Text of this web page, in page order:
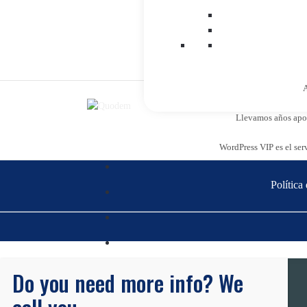
Llevamos años
WordPress VIP es el
Política
Do you need more info? We